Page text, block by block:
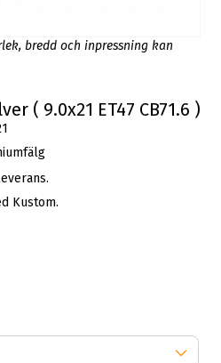
bredd och inpressning kan
( 9.0x21 ET47 CB71.6 )
Kustom.